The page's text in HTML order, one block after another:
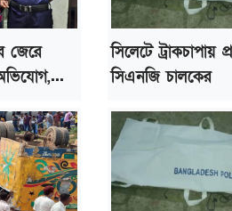
জেরে
সিলেটে ট্রাকচাপায়
সিএনজি চালকের